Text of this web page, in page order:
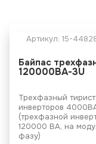
Артикул: 15-
Байпас
120000ВА-3U
Трехфазный
инверторов
(трехфазной
120000 ВА, на
фазу)